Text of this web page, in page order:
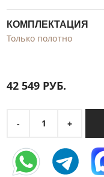
КОМПЛЕКТАЦИЯ
Только полотно
42 549 РУБ.
- 1 +